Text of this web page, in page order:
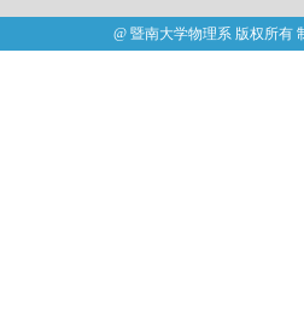
@ 暨南大学物理系 版权所有